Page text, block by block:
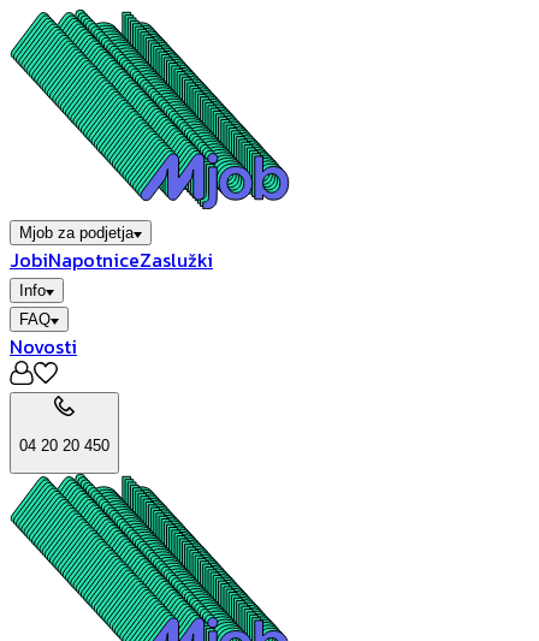
Mjob za podjetja
JobiNapotniceZaslužki
Info
FAQ
Novosti
04 20 20 450